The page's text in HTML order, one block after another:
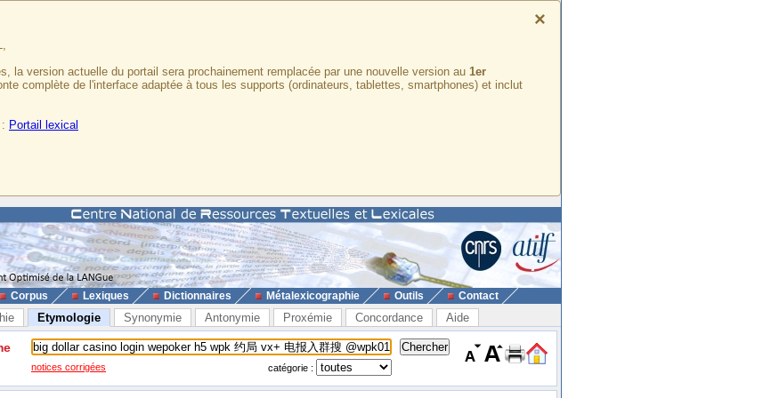
×
la version actuelle du portail sera prochainement remplacée par une nouvelle version au 1er
complète de l'interface adaptée à tous les supports (ordinateurs, tablettes, smartphones) et inclut
Portail lexical
Corpus Lexiques Dictionnaires Métalexicographie Outils Contact
Etymologie Synonymie Antonymie Proxémie Concordance Aide
notices corrigées catégorie :